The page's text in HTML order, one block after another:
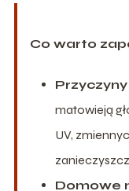
Co warto
matowieją
UV,
Domowe